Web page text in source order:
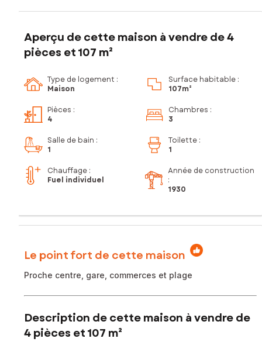
Aperçu de cette maison à vendre de 4
pièces et 107 m²
Type de logement :
Maison
Surface habitable :
107m²
Pièces :
4
Chambres :
3
Salle de bain :
1
Toilette :
1
Chauffage :
Fuel individuel
Année de construction
:
1930
Le point fort de cette maison
Proche centre, gare, commerces et plage
Description de cette maison à vendre de
4 pièces et 107 m²